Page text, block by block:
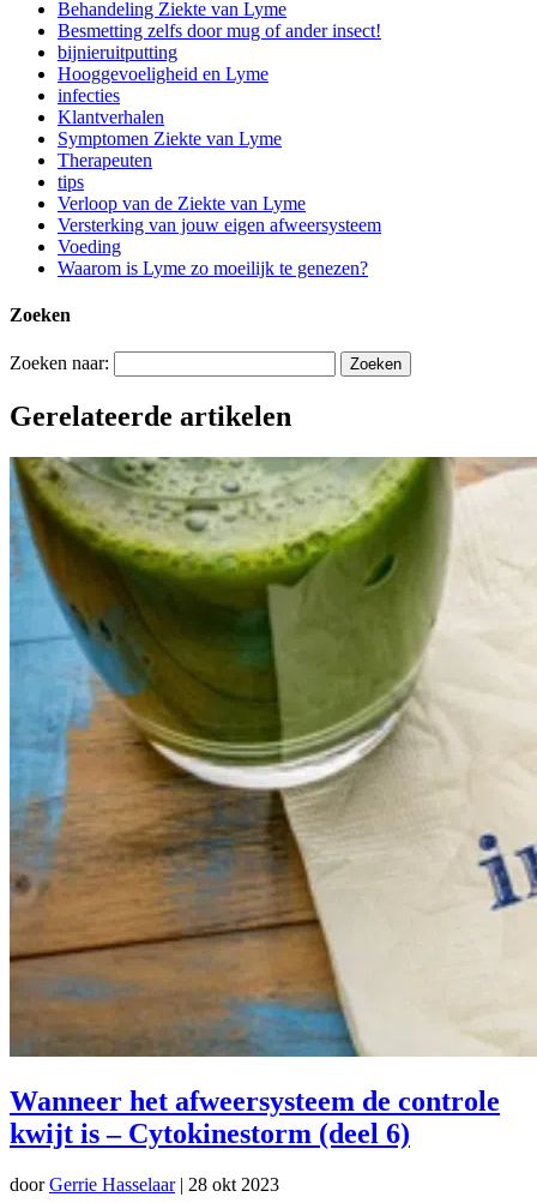
Behandeling Ziekte van Lyme
Besmetting zelfs door mug of ander insect!
bijnieruitputting
Hooggevoeligheid en Lyme
infecties
Klantverhalen
Symptomen Ziekte van Lyme
Therapeuten
tips
Verloop van de Ziekte van Lyme
Versterking van jouw eigen afweersysteem
Voeding
Waarom is Lyme zo moeilijk te genezen?
Zoeken
Zoeken naar:
Gerelateerde artikelen
Wanneer het afweersysteem de controle
kwijt is – Cytokinestorm (deel 6)
doorGerrie Hasselaar| 28 okt 2023